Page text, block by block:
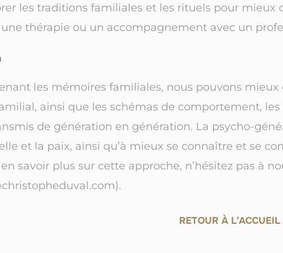
les traditions familiales et les rituels pour mieux
une thérapie ou un accompagnement avec un
les mémoires familiales, nous pouvons
ainsi que les schémas de comportement,
de génération en génération. La psycho-
et la paix, ainsi qu’à mieux se connaître et se
savoir plus sur cette approche, n’hésitez pas à
RETOUR À L’ACCUEIL